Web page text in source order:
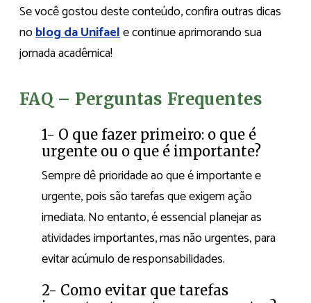
Se você gostou deste conteúdo, confira outras dicas
noblog da Unifaele continue aprimorando sua
jornada acadêmica!
FAQ – Perguntas Frequentes
1- O que fazer primeiro: o que é
urgente ou o que é importante?
Sempre dê prioridade ao que é importante e
urgente, pois são tarefas que exigem ação
imediata. No entanto, é essencial planejar as
atividades importantes, mas não urgentes, para
evitar acúmulo de responsabilidades.
2- Como evitar que tarefas